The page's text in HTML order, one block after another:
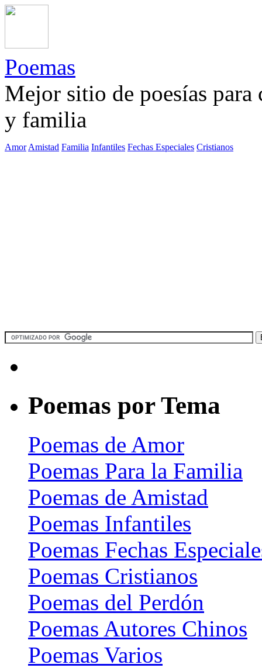
Poemas
Mejor sitio de poesías
y familia
Amor Amistad Familia Infantiles Fechas Especiales Cristianos
Poemas por Tema
Poemas de Amor
Poemas Para la Familia
Poemas de Amistad
Poemas Infantiles
Poemas Fechas
Poemas Cristianos
Poemas del Perdón
Poemas Autores Chinos
Poemas Varios